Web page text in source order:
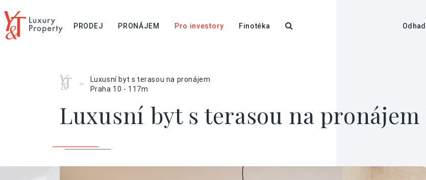
PRODEJ PRONÁJEM Pro investory Finotéka Odhad
Home
>
Luxusní byt s terasou na pronájem
Praha 10 - 117m
Luxusní byt s terasou na pronájem